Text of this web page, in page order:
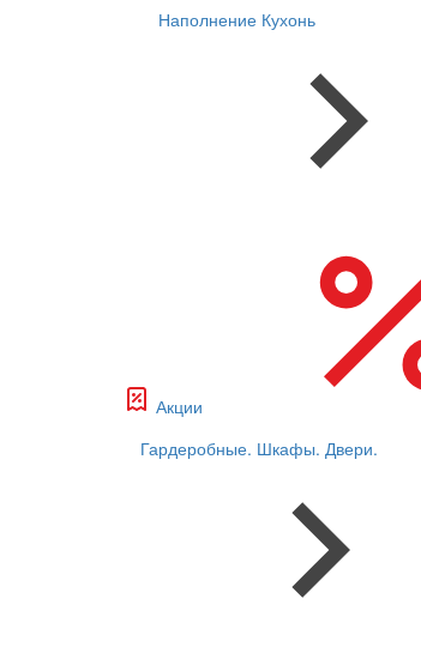
Наполнение Кухонь
Акции
Гардеробные. Шкафы. Двери.